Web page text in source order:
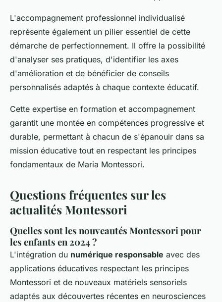
L'accompagnement professionnel individualisé
représente également un pilier essentiel de cette
démarche de perfectionnement. Il offre la possibilité
d'analyser ses pratiques, d'identifier les axes
d'amélioration et de bénéficier de conseils
personnalisés adaptés à chaque contexte éducatif.
Cette expertise en formation et accompagnement
garantit une montée en compétences progressive et
durable, permettant à chacun de s'épanouir dans sa
mission éducative tout en respectant les principes
fondamentaux de Maria Montessori.
Questions fréquentes sur les
actualités Montessori
Quelles sont les nouveautés Montessori pour
les enfants en 2024 ?
L'intégration du numérique responsable avec des
applications éducatives respectant les principes
Montessori et de nouveaux matériels sensoriels
adaptés aux découvertes récentes en neurosciences